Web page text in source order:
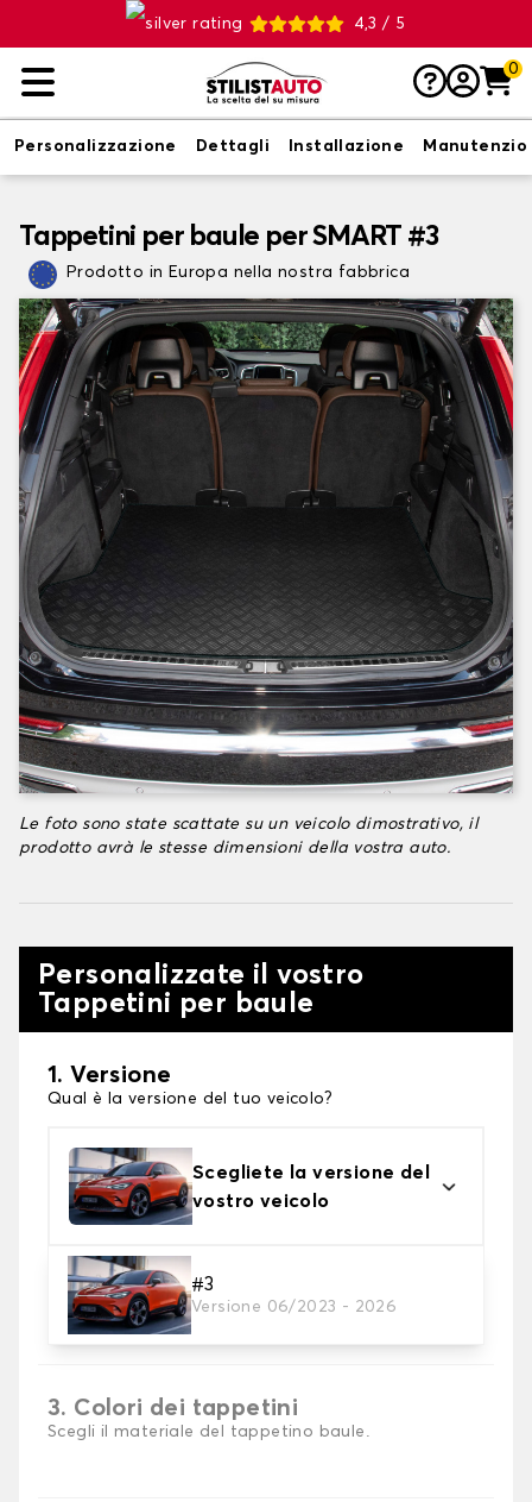
4,3 / 5
0
Personalizzazione Dettagli Installazione
Tappetini per baule per SMART #3
Prodotto in Europa nella nostra fabbrica
Le foto sono state scattate su un veicolo dimostrativo, il
prodotto avrà le stesse dimensioni della vostra auto.
Personalizzate il vostro
Tappetini per baule
1. Versione
Qual è la versione del tuo veicolo?
Scegliete la versione del
vostro veicolo
#3
Versione 06/2023 - 2026
2. Materiale
scegli il materiale del tappetini per baule
3. Colori dei tappetini
Scegli il materiale del tappetino baule.